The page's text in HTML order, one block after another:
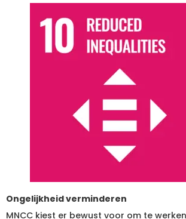
Ongelijkheid verminderen
MNCC kiest er bewust voor om te